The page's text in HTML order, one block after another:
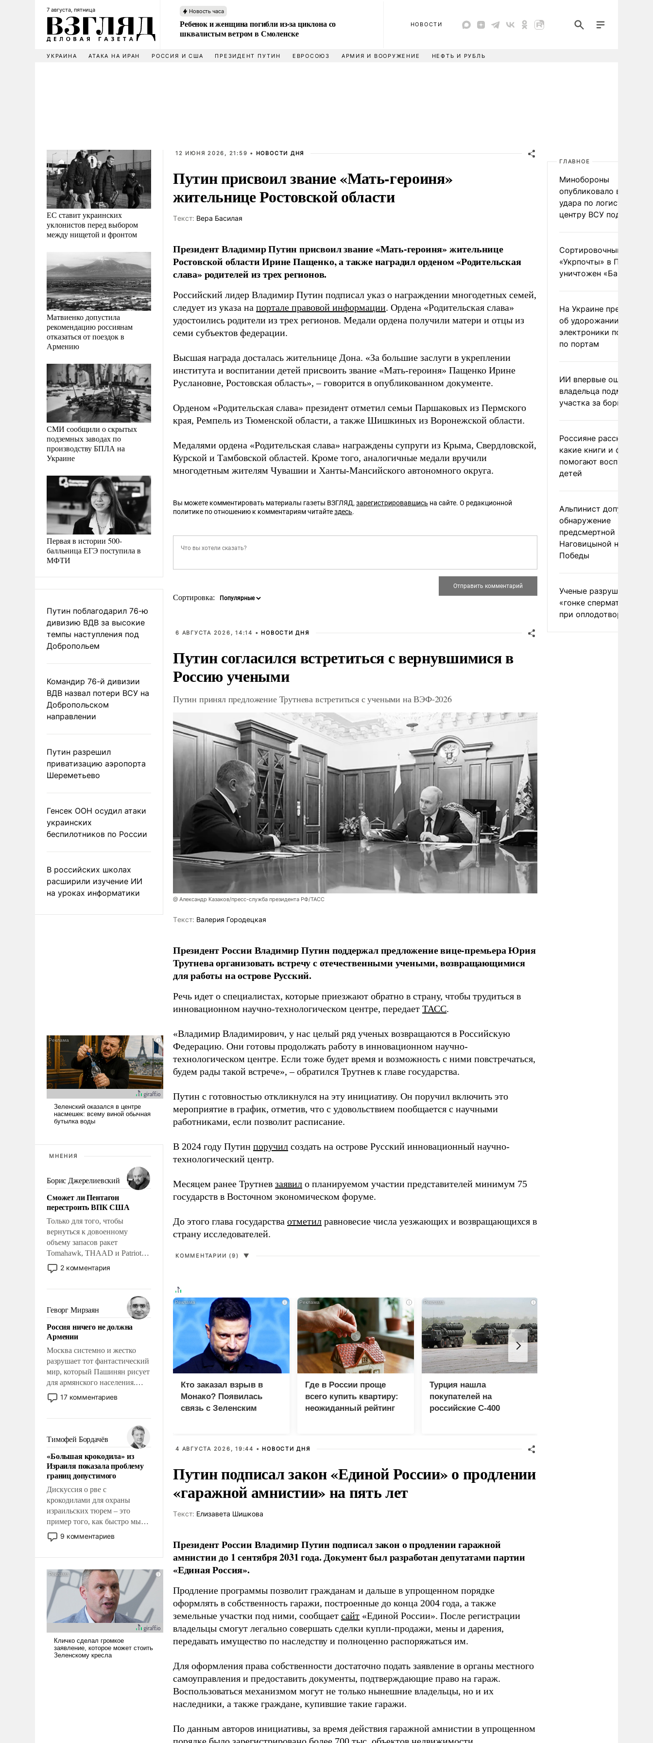
7 августа, пятница Новость часа
Ребенок и женщина погибли из-за циклона со
шквалистым ветром в Смоленске
НОВОСТИ
УКРАИНА АТАКА НА ИРАН РОССИЯ И США ПРЕЗИДЕНТ ПУТИН ЕВРОСОЮЗ АРМИЯ И ВООРУЖЕНИЕ НЕФТЬ И РУБЛЬ
ЕС ставит украинских
уклонистов перед выбором
между нищетой и фронтом
Матвиенко допустила
рекомендацию россиянам
отказаться от поездок в
Армению
СМИ сообщили о скрытых
подземных заводах по
производству БПЛА на
Украине
Первая в истории 500-
балльница ЕГЭ поступила в
МФТИ
Путин поблагодарил 76-ю
дивизию ВДВ за высокие
темпы наступления под
Добропольем
Командир 76-й дивизии
ВДВ назвал потери ВСУ на
Добропольском
направлении
Путин разрешил
приватизацию аэропорта
Шереметьево
Генсек ООН осудил атаки
украинских
беспилотников по России
В российских школах
расширили изучение ИИ
на уроках информатики
МНЕНИЯ
Борис Джерелиевский
Сможет ли Пентагон
перестроить ВПК США
Только для того, чтобы
вернуться к довоенному
объему запасов ракет
Tomahawk, THAAD и Patriot
США потребуется более трех
лет. Даже небольшая война с
Сложившаяся ситуация
означает многолетний период
уязвимости США, например,
перед Китаем.
2 комментария
Геворг Мирзаян
Россия ничего не должна
Армении
Москва системно и жестко
разрушает тот фантастический
мир, который Пашинян рисует
для армянского населения.
Мир, где политические
прожекты будут безусловно
налогоплательщиков и где
Еревану за свои поступки не
нужно отвечать.
17 комментариев
Тимофей Бордачёв
«Большая крокодила» из
Израиля показала проблему
границ допустимого
Дискуссия о рве с
крокодилами для охраны
израильских тюрем – это
пример того, как быстро мы
двигаемся по пути
революционных изменений.
псевдонаучной фантастики,
стало всерьез обсуждаемой
идеей.
9 комментариев
12 ИЮНЯ 2026, 21:59 • НОВОСТИ ДНЯ
Путин присвоил звание «Мать-героиня»
жительнице Ростовской области
Tекст: Вера Басилая
Президент Владимир Путин присвоил звание «Мать-героиня» жительнице
Ростовской области Ирине Пащенко, а также наградил орденом «Родительская
слава» родителей из трех регионов.
Российский лидер Владимир Путин подписал указ о награждении многодетных семей,
следует из указа на портале правовой информации. Ордена «Родительская слава»
удостоились родители из трех регионов. Медали ордена получили матери и отцы из
семи субъектов федерации.
Высшая награда досталась жительнице Дона. «За большие заслуги в укреплении
института и воспитании детей присвоить звание «Мать-героиня» Пащенко Ирине
Руслановне, Ростовская область», – говорится в опубликованном документе.
Орденом «Родительская слава» президент отметил семьи Паршаковых из Пермского
края, Ремпель из Тюменской области, а также Шишкиных из Воронежской области.
Медалями ордена «Родительская слава» награждены супруги из Крыма, Свердловской,
Курской и Тамбовской областей. Кроме того, аналогичные медали вручили
многодетным жителям Чувашии и Ханты-Мансийского автономного округа.
Вы можете комментировать материалы газеты ВЗГЛЯД, зарегистрировавшись на сайте. О редакционной
политике по отношению к комментариям читайтездесь.
Сортировка:
6 АВГУСТА 2026, 14:14 • НОВОСТИ ДНЯ
Путин согласился встретиться с вернувшимися в
Россию учеными
Путин принял предложение Трутнева встретиться с учеными на ВЭФ-2026
@ Александр Казаков/пресс-служба президента РФ/ТАСС
Tекст: Валерия Городецкая
Президент России Владимир Путин поддержал предложение вице-премьера Юрия
Трутнева организовать встречу с отечественными учеными, возвращающимися
для работы на острове Русский.
Речь идет о специалистах, которые приезжают обратно в страну, чтобы трудиться в
инновационном научно-технологическом центре, передает ТАСС.
«Владимир Владимирович, у нас целый ряд ученых возвращаются в Российскую
Федерацию. Они готовы продолжать работу в инновационном научно-
технологическом центре. Если тоже будет время и возможность с ними повстречаться,
будем рады такой встрече», – обратился Трутнев к главе государства.
Путин с готовностью откликнулся на эту инициативу. Он поручил включить это
мероприятие в график, отметив, что с удовольствием пообщается с научными
работниками, если позволит расписание.
В 2024 году Путин поручил создать на острове Русский инновационный научно-
технологический центр.
Месяцем ранее Трутнев заявил о планируемом участии представителей минимум 75
государств в Восточном экономическом форуме.
До этого глава государства отметил равновесие числа уезжающих и возвращающихся в
страну исследователей.
КОММЕНТАРИИ (9) ▼
i
Кто заказал взрыв в
Монако? Появилась
связь с Зеленским
i
Где в России проще
всего купить квартиру:
неожиданный рейтинг
i
Турция нашла
покупателей на
российские C-400
4 АВГУСТА 2026, 19:44 • НОВОСТИ ДНЯ
Путин подписал закон «Единой России» о продлении
«гаражной амнистии» на пять лет
Tекст: Елизавета Шишкова
Президент России Владимир Путин подписал закон о продлении гаражной
амнистии до 1 сентября 2031 года. Документ был разработан депутатами партии
«Единая Россия».
Продление программы позволит гражданам и дальше в упрощенном порядке
оформлять в собственность гаражи, построенные до конца 2004 года, а также
земельные участки под ними, сообщает сайт «Единой России». После регистрации
владельцы смогут легально совершать сделки купли-продажи, мены и дарения,
передавать имущество по наследству и полноценно распоряжаться им.
Для оформления права собственности достаточно подать заявление в органы местного
самоуправления и предоставить документы, подтверждающие право на гараж.
Воспользоваться механизмом могут не только нынешние владельцы, но и их
наследники, а также граждане, купившие такие гаражи.
По данным авторов инициативы, за время действия гаражной амнистии в упрощенном
ГЛАВНОЕ
Минобороны
опубликовало видео
удара по
центру ВСУ под Киевом
Сортировочный пункт
«Укрпочты» в
уничтожен
На Украине
об удорожании
электроники после
по портам
ИИ впервые
владельца
участка за борщевик
Россияне рассказали,
какие книги и фильмы
помогают воспитывать
детей
Альпинист допустил
обнаружение
предсмертной записки
Наговицыной на пике
Победы
Ученые разрушили миф
«гонке
при оплодотворении